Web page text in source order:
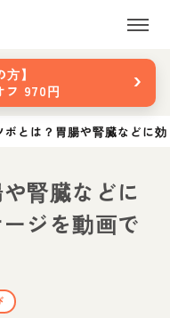
】
フ 970円
›
ボとは？胃腸や腎臓などに
腎臓などに
ジを動画で